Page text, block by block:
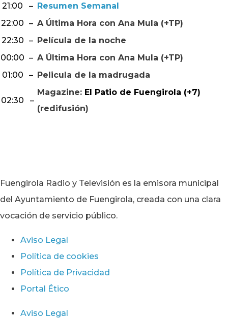
21:00
– Resumen Semanal
22:00 – A Última Hora con Ana Mula (+TP)
22:30 – Película de la noche
00:00 – A Última Hora con Ana Mula (+TP)
01:00
– Pelicula de la madrugada
02:30 –
Magazine: El Patio de Fuengirola (+7)
(redifusión)
Fuengirola Radio y Televisión es la emisora municipal
del Ayuntamiento de Fuengirola, creada con una clara
vocación de servicio público.
Aviso Legal
Política de cookies
Política de Privacidad
Portal Ético
Aviso Legal